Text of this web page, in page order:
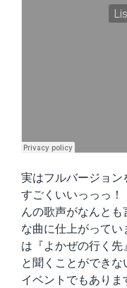
実はフルバージョ
すごくいいっっっ
んの歌声がなんと
な曲に仕上がって
は『よかぜの行く
と聞くことができ
イベントでもありま